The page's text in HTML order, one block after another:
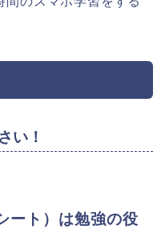
い！
ート）は勉強の役